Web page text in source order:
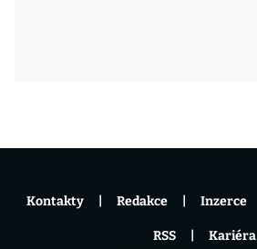
Kontakty Redakce Inzerce
RSS Kariéra